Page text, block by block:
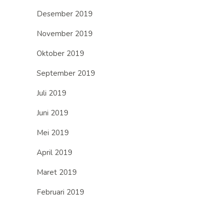
Desember 2019
November 2019
Oktober 2019
September 2019
Juli 2019
Juni 2019
Mei 2019
April 2019
Maret 2019
Februari 2019